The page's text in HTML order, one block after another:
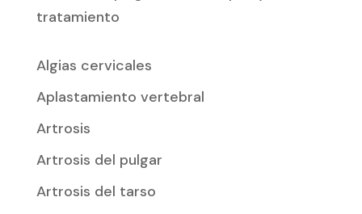
tratamiento
Algias cervicales
Aplastamiento vertebral
Artrosis
Artrosis del pulgar
Artrosis del tarso